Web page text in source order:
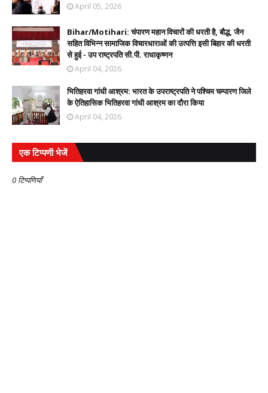
April 05, 2026
Bihar/Motihari: चंपारण महान विचारों की धरती है, बौद्ध, जैन
सहित विभिन्न सामाजिक विचारधाराओं की उत्पत्ति इसी बिहार की धरती
से हुई - उप राष्ट्रपति सी.पी. राधाकृष्णन
April 04, 2026
भितिहरवा गांधी आश्रम: भारत के उपराष्ट्रपति ने पश्चिम चम्पारण जिले
के ऐतिहासिक भितिहरवा गांधी आश्रम का दौरा किया
April 04, 2026
एक टिप्पणी भेजें
0 टिप्पणियाँ